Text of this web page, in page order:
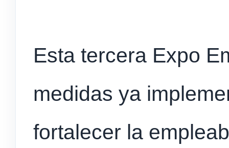
Esta tercera Expo
medidas ya
fortalecer la